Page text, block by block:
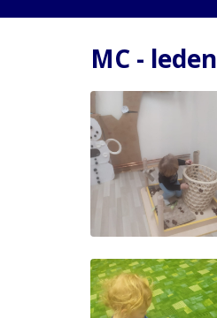
MC - leden